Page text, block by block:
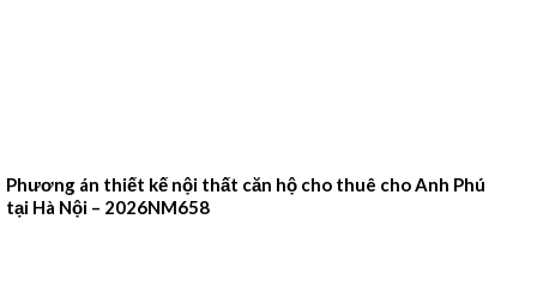
Phương án thiết kế nội thất căn hộ cho thuê cho Anh Phú
tại Hà Nội – 2026NM658